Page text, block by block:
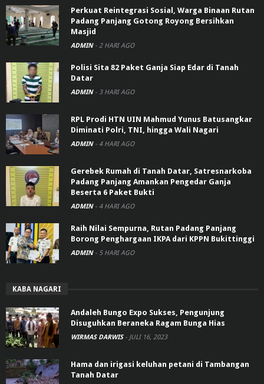
Perkuat Reintegrasi Sosial, Warga Binaan Rutan
Padang Panjang Gotong Royong Bersihkan
Masjid
ADMIN - 2 HARI AGO
Polisi Sita 82 Paket Ganja Siap Edar di Tanah
Datar
ADMIN - 3 HARI AGO
RPL Prodi HTN UIN Mahmud Yunus Batusangkar
Diminati Polri, TNI, hingga Wali Nagari
ADMIN - 4 HARI AGO
Gerebek Rumah di Tanah Datar, Satresnarkoba
Padang Panjang Amankan Pengedar Ganja
Beserta 6 Paket Bukti
ADMIN - 4 HARI AGO
Raih Nilai Sempurna, Rutan Padang Panjang
Borong Penghargaan IKPA dari KPPN Bukittinggi
ADMIN - 5 HARI AGO
KABA NAGARI
Andaleh Bungo Expo Sukses, Pengunjung
Disuguhkan Beraneka Ragam Bunga Hias
WIRMAS DARWIS - JULI 16, 2023
Hama dan irigasi keluhan petani di Tambangan
Tanah Datar